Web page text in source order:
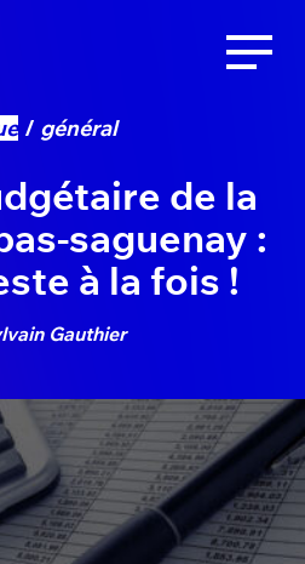
général
de la
saguenay :
à la fois !
Gauthier